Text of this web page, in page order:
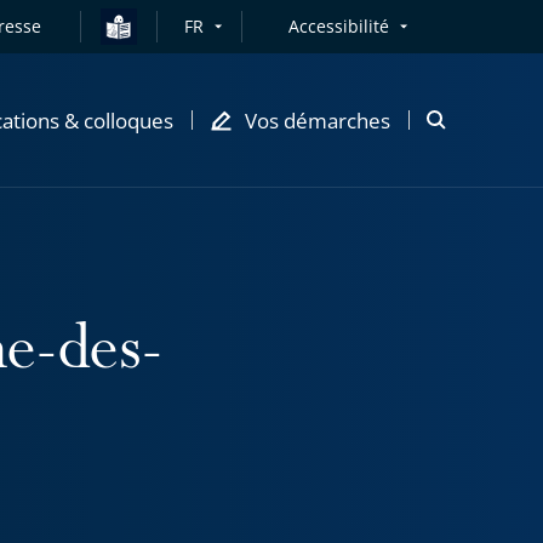
FR Accessibilité
& colloques Vos démarches
Ouvrir
des-